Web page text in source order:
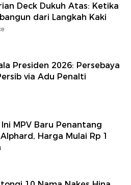
Deck Dukuh Atas: Ketika
dari Langkah Kaki
Presiden 2026: Persebaya
via Adu Penalti
MPV Baru Penantang
Harga Mulai Rp 1